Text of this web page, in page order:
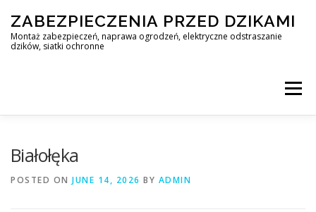
content
ZABEZPIECZENIA PRZED DZIKAMI
Montaż zabezpieczeń, naprawa ogrodzeń, elektryczne odstraszanie
dzików, siatki ochronne
Menu
Białołęka
POSTED ON JUNE 14, 2026 BY ADMIN